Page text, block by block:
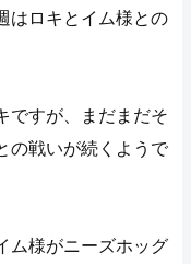
はロキとイム様との
ですが、まだまだそ
の戦いが続くようで
ム様がニーズホッグ